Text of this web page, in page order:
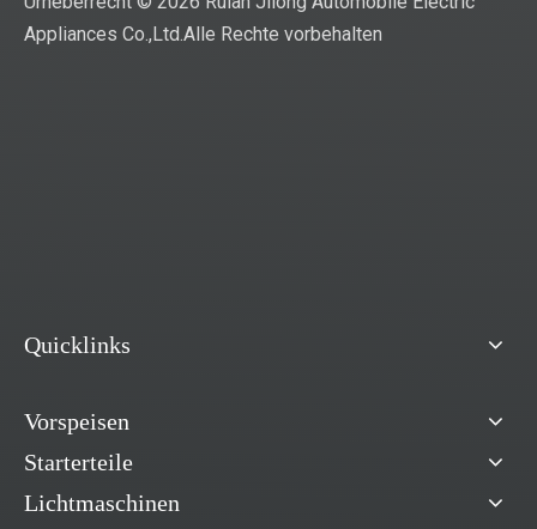
Appliances Co.,Ltd.Alle Rechte vorbehalten
Quicklinks
Vorspeisen
Starterteile
Lichtmaschinen